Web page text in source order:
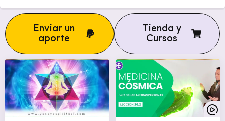
Enviar un
aporte
Tienda y
Cursos